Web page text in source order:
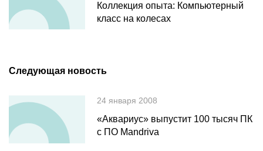
Коллекция опыта: Компьютерный
класс на колесах
Следующая новость
24 января 2008
«Аквариус» выпустит 100 тысяч ПК
с ПО Mandriva